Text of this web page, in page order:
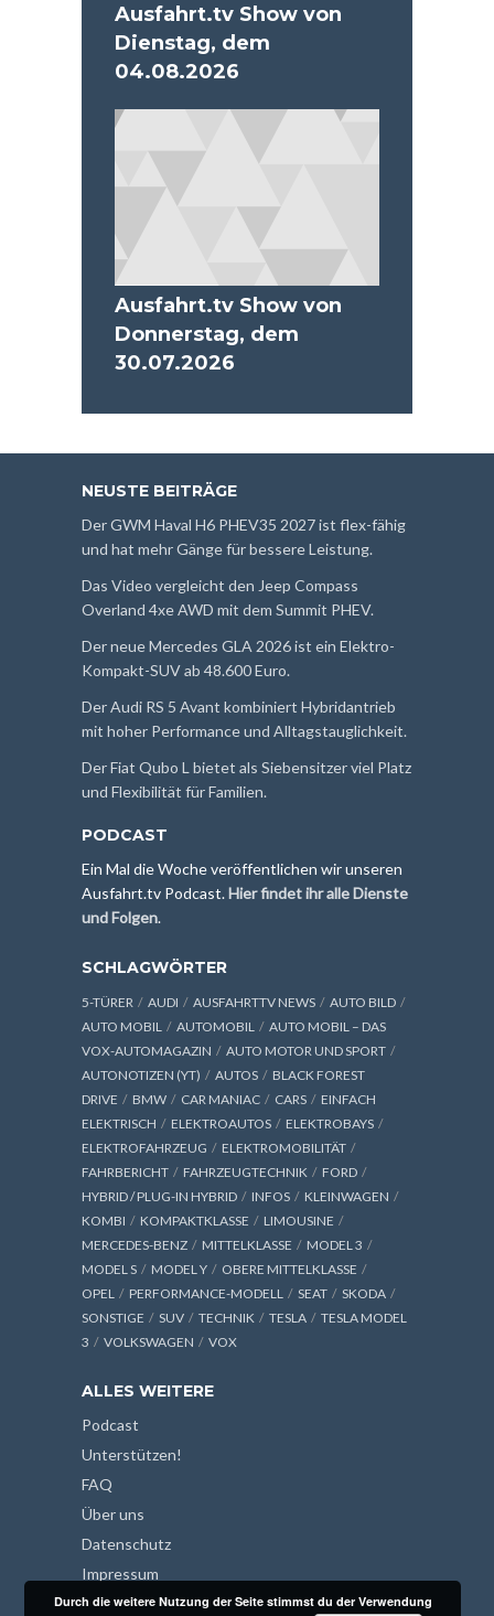
Ausfahrt.tv Show von
Dienstag, dem
04.08.2026
Ausfahrt.tv Show von
Donnerstag, dem
30.07.2026
NEUSTE BEITRÄGE
Der GWM Haval H6 PHEV35 2027 ist flex-fähig
und hat mehr Gänge für bessere Leistung.
Das Video vergleicht den Jeep Compass
Overland 4xe AWD mit dem Summit PHEV.
Der neue Mercedes GLA 2026 ist ein Elektro-
Kompakt-SUV ab 48.600 Euro.
Der Audi RS 5 Avant kombiniert Hybridantrieb
mit hoher Performance und Alltagstauglichkeit.
Der Fiat Qubo L bietet als Siebensitzer viel Platz
und Flexibilität für Familien.
PODCAST
Ein Mal die Woche veröffentlichen wir unseren
Ausfahrt.tv Podcast.Hier findet ihr alle Dienste
und Folgen.
SCHLAGWÖRTER
5-TÜRER AUDI AUSFAHRTTV NEWS
AUTO BILD
AUTO MOBIL
AUTOMOBIL
AUTO MOBIL – DAS
VOX-AUTOMAGAZIN
AUTO MOTOR UND SPORT
AUTONOTIZEN (YT)
AUTOS
BLACK FOREST
DRIVE
BMW CAR MANIAC CARS
EINFACH
ELEKTRISCH
ELEKTROAUTOS
ELEKTROBAYS
ELEKTROFAHRZEUG
ELEKTROMOBILITÄT
FAHRBERICHT
FAHRZEUGTECHNIK
FORD
HYBRID / PLUG-IN HYBRID
INFOS
KLEINWAGEN
KOMBI
KOMPAKTKLASSE
LIMOUSINE
MERCEDES-BENZ
MITTELKLASSE
MODEL 3
MODEL S
MODEL Y
OBERE MITTELKLASSE
OPEL
PERFORMANCE-MODELL SEAT
SKODA
SONSTIGE
SUV TECHNIK TESLA
TESLA MODEL
3
VOLKSWAGEN VOX
ALLES WEITERE
Podcast
Unterstützen!
FAQ
Über uns
Datenschutz
Impressum
Durch die weitere Nutzung der Seite stimmst du der Verwendung